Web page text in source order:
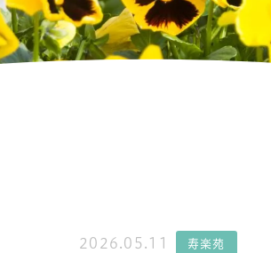
2026.05.11 寿楽苑